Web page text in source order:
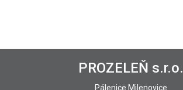
PROZELEŇ s.r.o.
Pálenice Milenovice